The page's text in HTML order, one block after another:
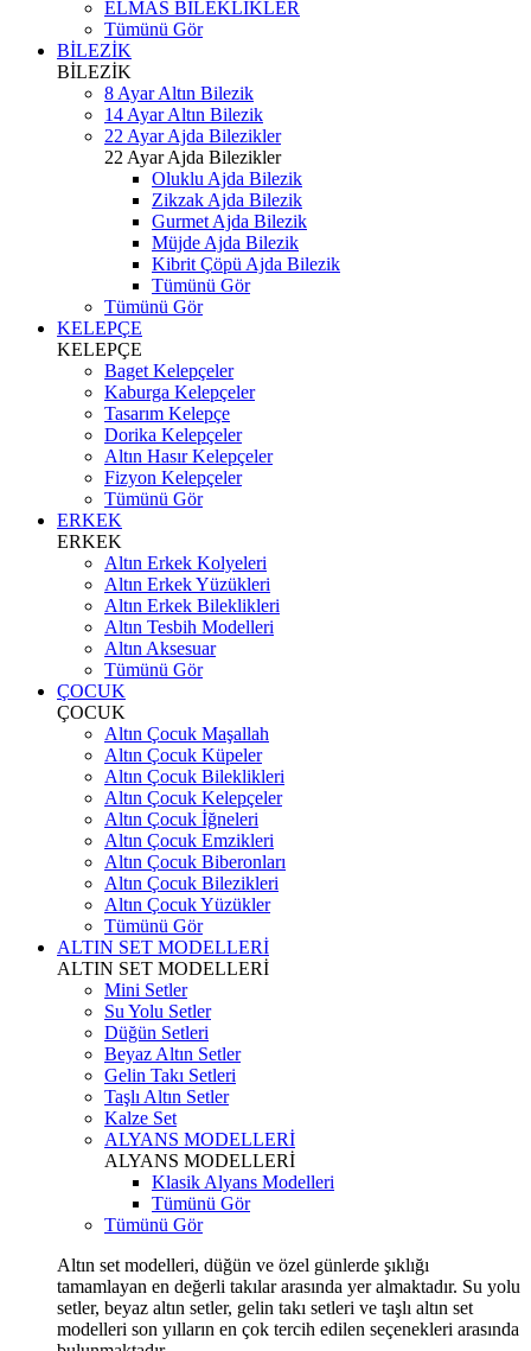
ELMAS BİLEKLİKLER
Tümünü Gör
BİLEZİK
BİLEZİK
8 Ayar Altın Bilezik
14 Ayar Altın Bilezik
22 Ayar Ajda Bilezikler
22 Ayar Ajda Bilezikler
Oluklu Ajda Bilezik
Zikzak Ajda Bilezik
Gurmet Ajda Bilezik
Müjde Ajda Bilezik
Kibrit Çöpü Ajda Bilezik
Tümünü Gör
Tümünü Gör
KELEPÇE
KELEPÇE
Baget Kelepçeler
Kaburga Kelepçeler
Tasarım Kelepçe
Dorika Kelepçeler
Altın Hasır Kelepçeler
Fizyon Kelepçeler
Tümünü Gör
ERKEK
ERKEK
Altın Erkek Kolyeleri
Altın Erkek Yüzükleri
Altın Erkek Bileklikleri
Altın Tesbih Modelleri
Altın Aksesuar
Tümünü Gör
ÇOCUK
ÇOCUK
Altın Çocuk Maşallah
Altın Çocuk Küpeler
Altın Çocuk Bileklikleri
Altın Çocuk Kelepçeler
Altın Çocuk İğneleri
Altın Çocuk Emzikleri
Altın Çocuk Biberonları
Altın Çocuk Bilezikleri
Altın Çocuk Yüzükler
Tümünü Gör
ALTIN SET MODELLERİ
ALTIN SET MODELLERİ
Mini Setler
Su Yolu Setler
Düğün Setleri
Beyaz Altın Setler
Gelin Takı Setleri
Taşlı Altın Setler
Kalze Set
ALYANS MODELLERİ
ALYANS MODELLERİ
Klasik Alyans Modelleri
Tümünü Gör
Tümünü Gör
Altın set modelleri, düğün ve özel günlerde şıklığı
tamamlayan en değerli takılar arasında yer almaktadır. Su yolu
setler, beyaz altın setler, gelin takı setleri ve taşlı altın set
modelleri son yılların en çok tercih edilen seçenekleri arasında